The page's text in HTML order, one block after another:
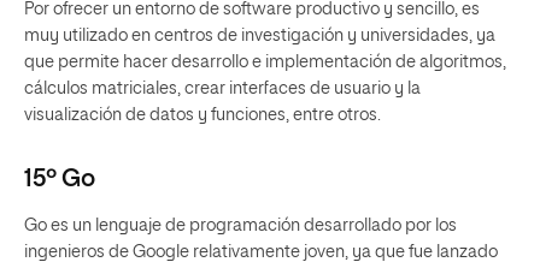
Por ofrecer un entorno de software productivo y sencillo, es
muy utilizado en centros de investigación y universidades, ya
que permite hacer desarrollo e implementación de algoritmos,
cálculos matriciales, crear interfaces de usuario y la
visualización de datos y funciones, entre otros.
15º Go
Go es un lenguaje de programación desarrollado por los
ingenieros de Google relativamente joven, ya que fue lanzado